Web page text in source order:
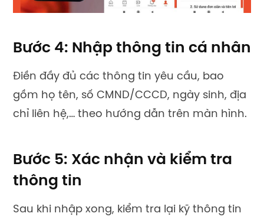
Bước 4: Nhập thông tin cá nhân
Điền đầy đủ các thông tin yêu cầu, bao
gồm họ tên, số CMND/CCCD, ngày sinh, địa
chỉ liên hệ,… theo hướng dẫn trên màn hình.
Bước 5: Xác nhận và kiểm tra
thông tin
Sau khi nhập xong, kiểm tra lại kỹ thông tin